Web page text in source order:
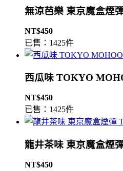
無涼芭樂 東京魔盒煙
NT$450
已售：1425件
西瓜味 TOKYO
NT$450
已售：1425件
龍井茶味 東京魔盒煙
NT$450